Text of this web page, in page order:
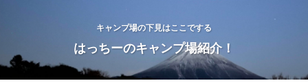
キャンプ場の下見はここでする
はっちーのキャンプ場紹介！